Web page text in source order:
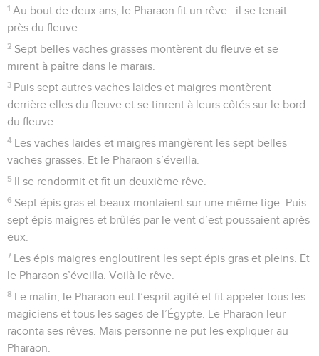
1 Au bout de deux ans, le Pharaon fit un rêve : il se tenait
près du fleuve.
2 Sept belles vaches grasses montèrent du fleuve et se
mirent à paître dans le marais.
3 Puis sept autres vaches laides et maigres montèrent
derrière elles du fleuve et se tinrent à leurs côtés sur le bord
du fleuve.
4 Les vaches laides et maigres mangèrent les sept belles
vaches grasses. Et le Pharaon s’éveilla.
5 Il se rendormit et fit un deuxième rêve.
6 Sept épis gras et beaux montaient sur une même tige. Puis
sept épis maigres et brûlés par le vent d’est poussaient après
eux.
7 Les épis maigres engloutirent les sept épis gras et pleins. Et
le Pharaon s’éveilla. Voilà le rêve.
8 Le matin, le Pharaon eut l’esprit agité et fit appeler tous les
magiciens et tous les sages de l’Égypte. Le Pharaon leur
raconta ses rêves. Mais personne ne put les expliquer au
Pharaon.